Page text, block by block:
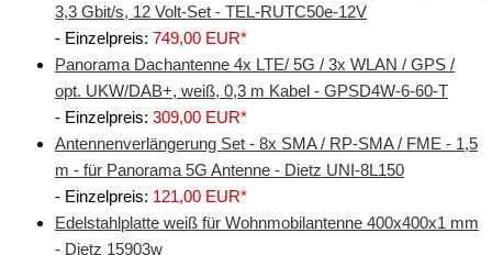
Zubehör
3,3 Gbit/s, 12 Volt-Set - TEL-RUTC50e-12V
- Einzelpreis: 749,00 EUR*
Panorama Dachantenne 4x LTE/ 5G / 3x WLAN / GPS /
opt. UKW/DAB+, weiß, 0,3 m Kabel - GPSD4W-6-60-T
- Einzelpreis: 309,00 EUR*
Antennenverlängerung Set - 8x SMA / RP-SMA / FME - 1,5
m - für Panorama 5G Antenne - Dietz UNI-8L150
- Einzelpreis: 121,00 EUR*
Edelstahlplatte weiß für Wohnmobilantenne 400x400x1 mm
- Dietz 15903w